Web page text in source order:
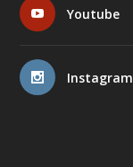
Youtube
Instagram